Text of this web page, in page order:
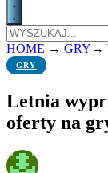
HOME → GRY →
GRY
Letnia
oferty na